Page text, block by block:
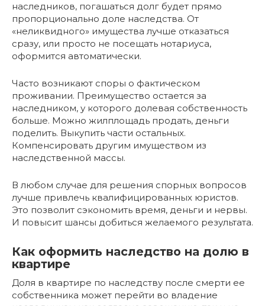
наследников, погашаться долг будет прямо
пропорционально доле наследства. От
«неликвидного» имущества лучше отказаться
сразу, или просто не посещать нотариуса,
оформится автоматически.
Часто возникают споры о фактическом
проживании. Преимущество остается за
наследником, у которого долевая собственность
больше. Можно жилплощадь продать, деньги
поделить. Выкупить части остальных.
Компенсировать другим имуществом из
наследственной массы.
В любом случае для решения спорных вопросов
лучше привлечь квалифицированных юристов.
Это позволит сэкономить время, деньги и нервы.
И повысит шансы добиться желаемого результата.
Как оформить наследство на долю в
квартире
Доля в квартире по наследству после смерти ее
собственника может перейти во владение